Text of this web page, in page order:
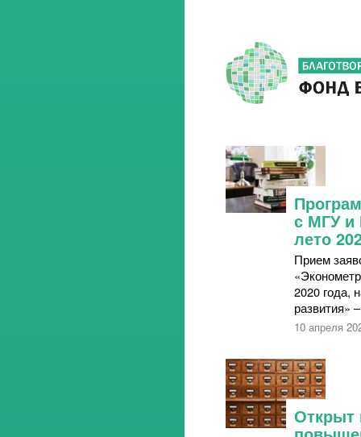
с МГУ и
лето
Прием
2020 года,
развития»
10 апреля
Открыт